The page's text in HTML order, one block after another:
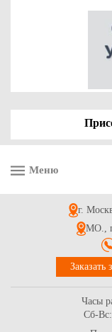
Меню
г.
МО.,
Заказать
Часы
Сб-Вс: